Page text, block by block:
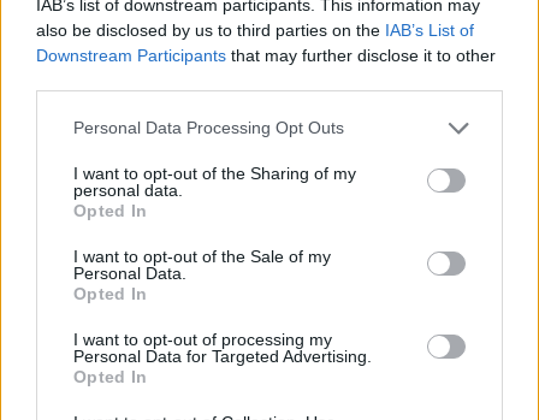
IAB’s list of downstream participants. This information may
also be disclosed by us to third parties on the IAB’s List of
Downstream Participants that may further disclose it to other
Personal Data Processing Opt Outs
I want to opt-out of the Sharing of my
personal data.
Opted In
I want to opt-out of the Sale of my
Personal Data.
Opted In
I want to opt-out of processing my
Personal Data for Targeted Advertising.
Opted In
τα δημόσια συστήματα υγείας.
ΓΙΩΡΓΟΣ ΠΑΠΠΟΥΣ/ 06 Αυγ 2026
ΟΙΚΟΝΟΜΙΑ